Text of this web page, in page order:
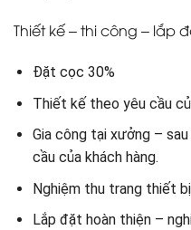
Thiết kế – thi công – lắp
Đặt cọc 30%
Thiết kế theo yêu cầu
Gia công tại xưởng –
cầu của khách hàng.
Nghiệm thu trang thiết
Lắp đặt hoàn thiện –